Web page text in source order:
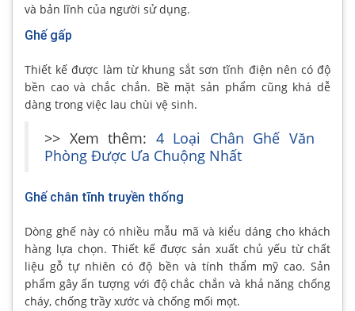
và bản lĩnh của người sử dụng.
Ghế gấp
Thiết kế được làm từ khung sắt sơn tĩnh điện nên có độ
bền cao và chắc chắn. Bề mặt sản phẩm cũng khá dễ
dàng trong việc lau chùi vệ sinh.
>> Xem thêm: 4 Loại Chân Ghế Văn
Phòng Được Ưa Chuộng Nhất
Ghế chân tĩnh truyền thống
Dòng ghế này có nhiều mẫu mã và kiểu dáng cho khách
hàng lựa chọn. Thiết kế được sản xuất chủ yếu từ chất
liệu gỗ tự nhiên có độ bền và tính thẩm mỹ cao. Sản
phẩm gây ấn tượng với độ chắc chắn và khả năng chống
cháy, chống trầy xước và chống mối mọt.